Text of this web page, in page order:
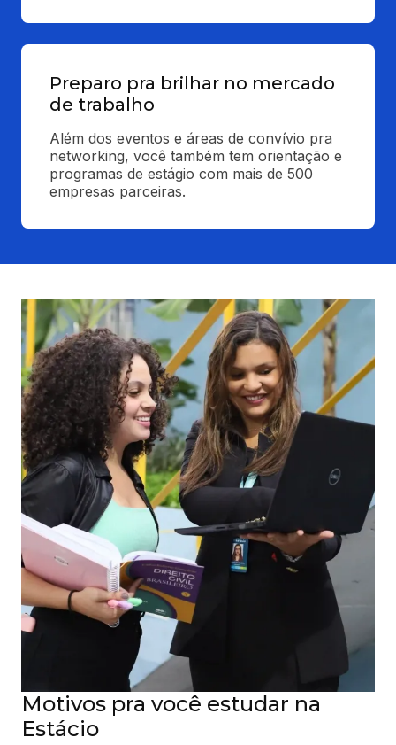
Preparo pra brilhar no mercado
de trabalho
Além dos eventos e áreas de convívio pra
networking, você também tem orientação e
programas de estágio com mais de 500
empresas parceiras.
Motivos pra você estudar na
Estácio